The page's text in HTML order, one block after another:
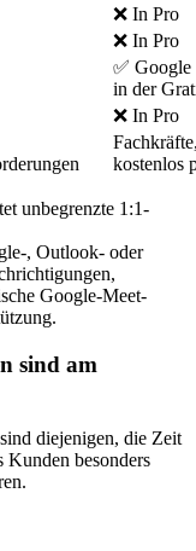
❌ In Pro
❌ In Pro
✅
in der
❌ In Pro
kostenlos
unbegrenzte 1:1-
, Outlook- oder
Google-Meet-
sind am
diejenigen, die Zeit
Kunden besonders